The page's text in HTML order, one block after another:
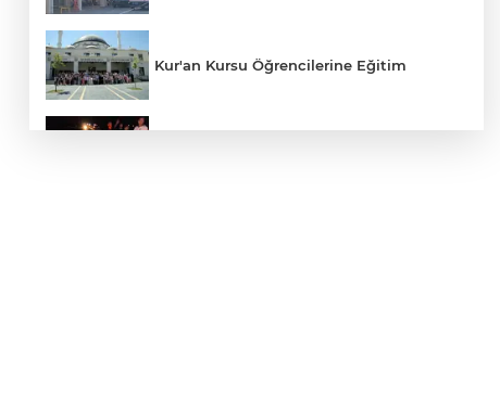
Kur'an Kursu Öğrencilerine Eğitim